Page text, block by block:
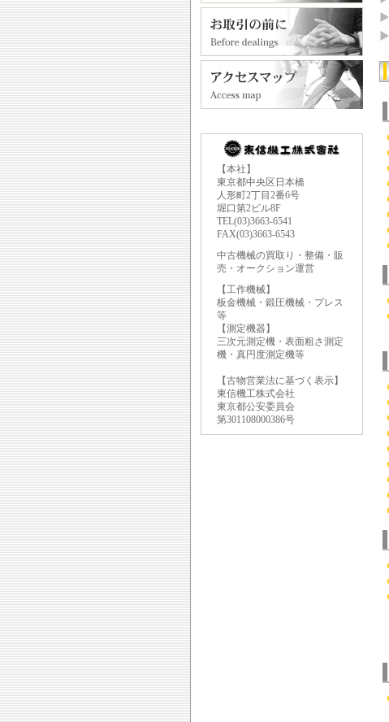
【本社】
東京都中央区日本橋
人形町2丁目2番6号
堀口第2ビル8F
TEL(03)3663-6541
FAX(03)3663-6543
中古機械の買取り・整備・販
売・オークション運営
【工作機械】
板金機械・鍛圧機械・プレス
等
【測定機器】
三次元測定機・表面粗さ測定
機・真円度測定機等
【古物営業法に基づく表示】
東信機工株式会社
東京都公安委員会
第301108000386号